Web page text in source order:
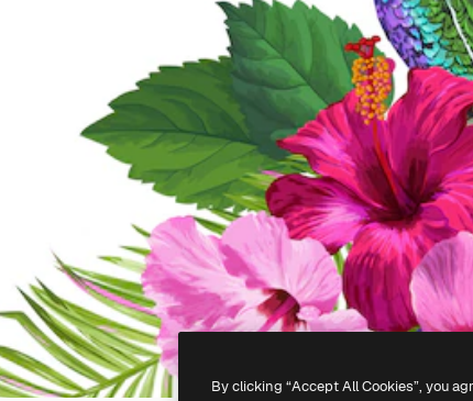
By clicking “Accept All Cookies”, you